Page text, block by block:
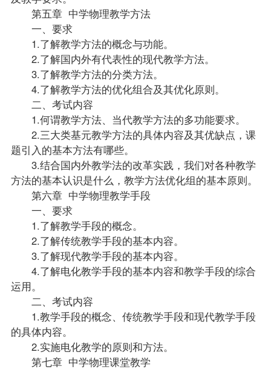
第五章 中学物理教学方法
一、要求
1.了解教学方法的概念与功能。
2.了解国内外有代表性的现代教学方法。
3.了解教学方法的分类方法。
4.了解教学方法的优化组合及其优化原则。
二、考试内容
1.何谓教学方法、当代教学方法的多功能要求。
2.三大类基元教学方法的具体内容及其优缺点，课
题引入的基本方法有哪些。
3.结合国内外教学法的改革实践，我们对各种教学
方法的基本认识是什么，教学方法优化组的基本原则。
第六章 中学物理教学手段
一、要求
1.了解教学手段的概念。
2.了解传统教学手段的基本内容。
3.了解现代教学手段的基本内容。
4.了解电化教学手段的基本内容和教学手段的综合
运用。
二、考试内容
1.教学手段的概念、传统教学手段和现代教学手段
的具体内容。
2.实施电化教学的原则和方法。
第七章 中学物理课堂教学